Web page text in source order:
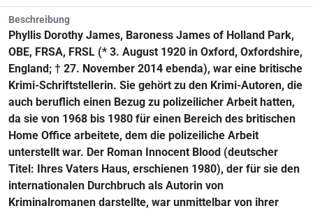
Beschreibung
Phyllis Dorothy James, Baroness James of Holland Park,
OBE, FRSA, FRSL (* 3. August 1920 in Oxford, Oxfordshire,
England; † 27. November 2014 ebenda), war eine britische
Krimi-Schriftstellerin. Sie gehört zu den Krimi-Autoren, die
auch beruflich einen Bezug zu polizeilicher Arbeit hatten,
da sie von 1968 bis 1980 für einen Bereich des britischen
Home Office arbeitete, dem die polizeiliche Arbeit
unterstellt war. Der Roman Innocent Blood (deutscher
Titel: Ihres Vaters Haus, erschienen 1980), der für sie den
internationalen Durchbruch als Autorin von
Kriminalromanen darstellte, war unmittelbar von ihrer